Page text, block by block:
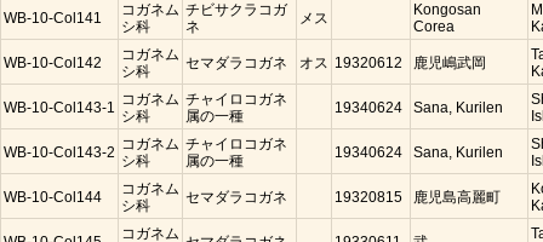
WB-10-Col141
コガネム
シ科
チビサクラコガ
ネ
メス
Kongosan
Corea
WB-10-Col142
コガネム
シ科
セマダラコガネ オス 19320612 鹿児嶋武岡
WB-10-Col143-1 コガネム
シ科
チャイロコガネ
属の一種
19340624 Sana, Kurilen
WB-10-Col143-2 コガネム
シ科
チャイロコガネ
属の一種
19340624 Sana, Kurilen
WB-10-Col144
コガネム
シ科
セマダラコガネ 19320815 鹿児島高麗町
コガネム